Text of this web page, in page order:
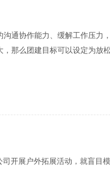
通协作能力、缓解工作压力
那么团建目标可以设定为放
开展户外拓展活动，就盲目